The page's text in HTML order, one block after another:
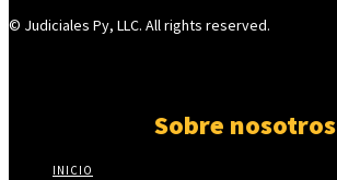
© Judiciales Py, LLC. All rights reserved.
Sobre nosotros
INICIO